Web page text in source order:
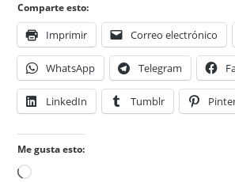
Comparte esto:
Imprimir Correo electrónico
WhatsApp Telegram
LinkedIn Tumblr
Me gusta esto:
Cargando...